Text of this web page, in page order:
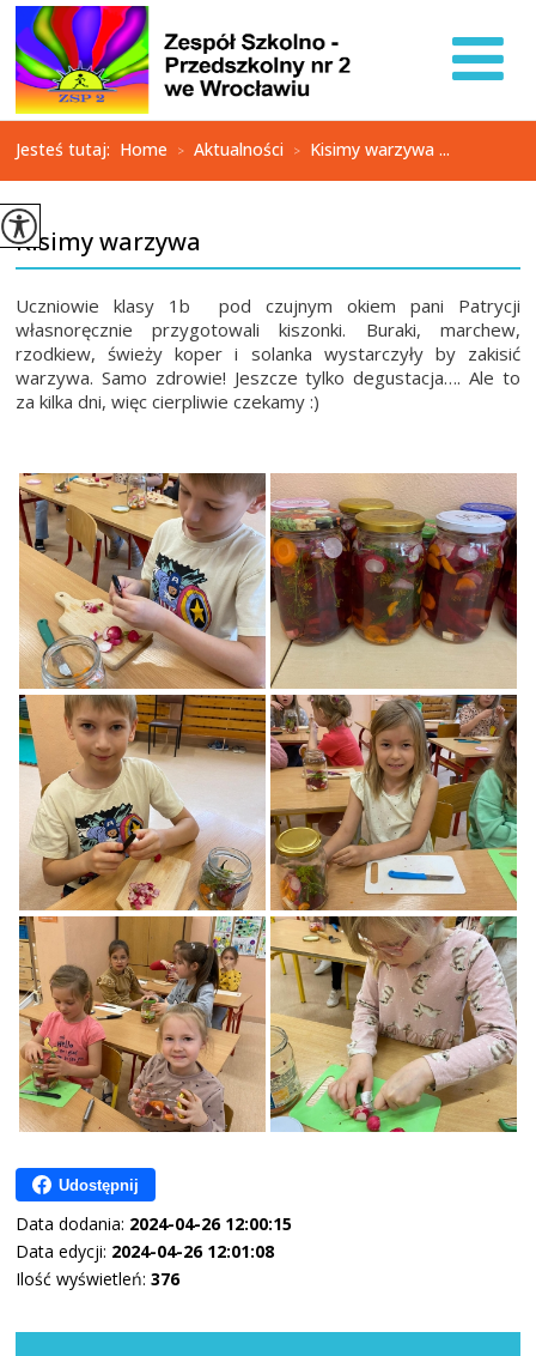
Jesteś tutaj: Home > Aktualności > Kisimy warzywa ...
Kisimy warzywa
Uczniowie klasy 1b pod czujnym okiem pani Patrycji
własnoręcznie przygotowali kiszonki. Buraki, marchew,
rzodkiew, świeży koper i solanka wystarczyły by zakisić
warzywa. Samo zdrowie! Jeszcze tylko degustacja…. Ale to
za kilka dni, więc cierpliwie czekamy :)
Udostępnij
Data dodania: 2024-04-26 12:00:15
Data edycji: 2024-04-26 12:01:08
Ilość wyświetleń:376